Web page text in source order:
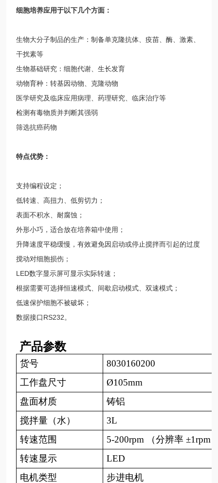
细胞培养应用于以下几个方面：
生物大分子制品的生产：制备单克隆抗体、疫苗、酶、激素、
干扰素等
生物基础研究：细胞代谢、生长发育
动物育种：转基因动物、克隆动物
医学研究及临床应用病理、药理研究、临床治疗等
检测有毒物质并判断其强弱
筛选抗癌药物
特点优势：
支持编程设定；
低转速、高扭力、低剪切力；
表面不积水、耐腐蚀；
外形小巧，适合放在培养箱中使用；
升降速度平稳缓慢，有效避免因启动或停止搅拌而引起的过度
搅动对细胞损伤；
LED数字显示屏可显示实际转速；
根据需要可选择恒速模式、间歇启动模式、双速模式；
低速保护细胞不被破坏；
数据接口RS232。
产品参数
货号
8030160200
工作盘尺寸
Ø105mm
盘面材质
铸铝
搅拌量（水）
3L
转速范围
5-200rpm （分辨率 ±1rpm
转速显示
LED
电机类型
步进电机